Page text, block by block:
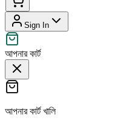
Sign In
আপনার কার্ট
আপনার কার্ট খালি